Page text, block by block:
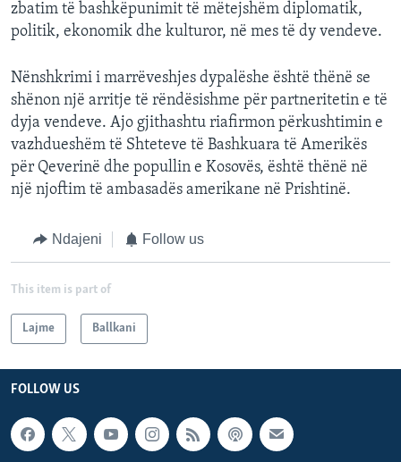
zbatim të bashkëpunimit të mëtejshëm diplomatik,
politik, ekonomik dhe kulturor, në mes të dy vendeve.
Nënshkrimi i marrëveshjes dypalëshe është thënë se
shënon një arritje të rëndësishme për partneritetin e të
dyja vendeve. Ajo gjithashtu riafirmon përkushtimin e
vazhdueshëm të Shteteve të Bashkuara të Amerikës
për Qeverinë dhe popullin e Kosovës, është thënë në
një njoftim të ambasadës amerikane në Prishtinë.
Ndajeni Follow us
This item is part of
Lajme Ballkani
FOLLOW US